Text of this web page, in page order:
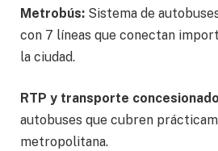
Metrobús: Sistema de
con 7 líneas que conectan
la ciudad.
RTP y transporte
autobuses que cubren
metropolitana.